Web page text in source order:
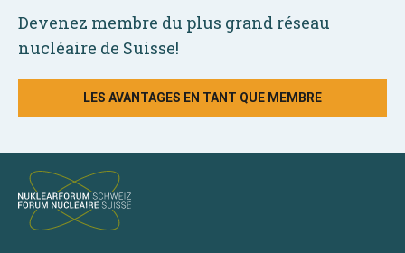
Devenez membre du plus grand réseau
nucléaire de Suisse!
LES AVANTAGES EN TANT QUE MEMBRE